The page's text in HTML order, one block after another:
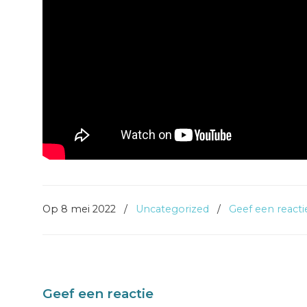
Op 8 mei 2022 / Uncategorized / Geef een
Geef een reactie